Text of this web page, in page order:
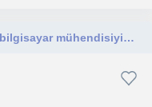
2 yıldan fazla sektör deneyimi olan bilgisayar mühendisiyim. Seviyeye göre ortaokul,lise,üniversite öğrencilerine ders verebilirim